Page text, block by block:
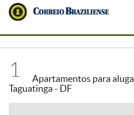
1
Apartamentos para
Taguatinga - DF